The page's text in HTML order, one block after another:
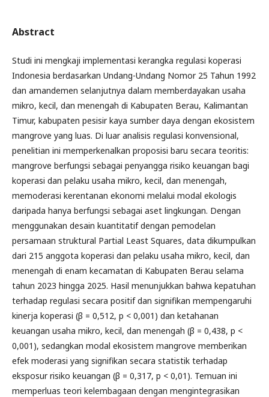
Abstract
Studi ini mengkaji implementasi kerangka regulasi koperasi
Indonesia berdasarkan Undang-Undang Nomor 25 Tahun 1992
dan amandemen selanjutnya dalam memberdayakan usaha
mikro, kecil, dan menengah di Kabupaten Berau, Kalimantan
Timur, kabupaten pesisir kaya sumber daya dengan ekosistem
mangrove yang luas. Di luar analisis regulasi konvensional,
penelitian ini memperkenalkan proposisi baru secara teoritis:
mangrove berfungsi sebagai penyangga risiko keuangan bagi
koperasi dan pelaku usaha mikro, kecil, dan menengah,
memoderasi kerentanan ekonomi melalui modal ekologis
daripada hanya berfungsi sebagai aset lingkungan. Dengan
menggunakan desain kuantitatif dengan pemodelan
persamaan struktural Partial Least Squares, data dikumpulkan
dari 215 anggota koperasi dan pelaku usaha mikro, kecil, dan
menengah di enam kecamatan di Kabupaten Berau selama
tahun 2023 hingga 2025. Hasil menunjukkan bahwa kepatuhan
terhadap regulasi secara positif dan signifikan mempengaruhi
kinerja koperasi (β = 0,512, p < 0,001) dan ketahanan
keuangan usaha mikro, kecil, dan menengah (β = 0,438, p <
0,001), sedangkan modal ekosistem mangrove memberikan
efek moderasi yang signifikan secara statistik terhadap
eksposur risiko keuangan (β = 0,317, p < 0,01). Temuan ini
memperluas teori kelembagaan dengan mengintegrasikan